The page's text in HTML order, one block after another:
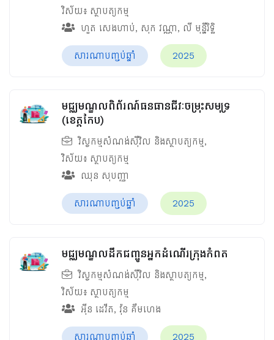
វិស័យ៖ ស្ថាបត្យកម្ម
ហួត សេងហាប់, សុក វណ្ណា, លី មុន្នីរិទ្ធិ
សារណាបញ្ចប់ឆ្នាំ 2025
មជ្ឈមណ្ឌលពិព័រណ៍ធនធានជីវៈចម្រុះសមុទ្រ
(ខេត្តកែប)
វិស្វកម្មសំណង់ស៊ីវិល និងស្ថាបត្យកម្ម,
វិស័យ៖ ស្ថាបត្យកម្ម
ឈុន សុបញ្ញា
សារណាបញ្ចប់ឆ្នាំ 2025
មជ្ឈមណ្ឌលដឹកជញ្ជូនអ្នកដំណើរក្រុងកំពត
វិស្វកម្មសំណង់ស៊ីវិល និងស្ថាបត្យកម្ម,
វិស័យ៖ ស្ថាបត្យកម្ម
អ៊ីន ដេវីត, វ៉ុន គឹមហេង
សារណាបញ្ចប់ឆ្នាំ 2025